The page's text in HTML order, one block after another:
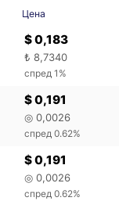
Цена
$ 0,183
₺ 8,7340
спред 1%
$ 0,191
◎ 0,0026
спред 0.62%
$ 0,191
◎ 0,0026
спред 0.62%